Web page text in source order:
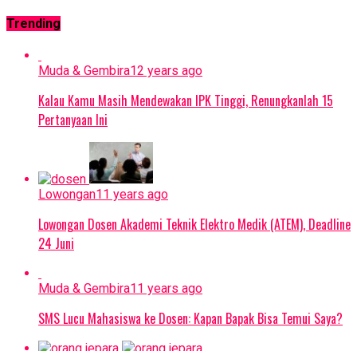
Trending
Muda & Gembira12 years ago
Kalau Kamu Masih Mendewakan IPK Tinggi, Renungkanlah 15
Pertanyaan Ini
Lowongan11 years ago
Lowongan Dosen Akademi Teknik Elektro Medik (ATEM), Deadline
24 Juni
Muda & Gembira11 years ago
SMS Lucu Mahasiswa ke Dosen: Kapan Bapak Bisa Temui Saya?